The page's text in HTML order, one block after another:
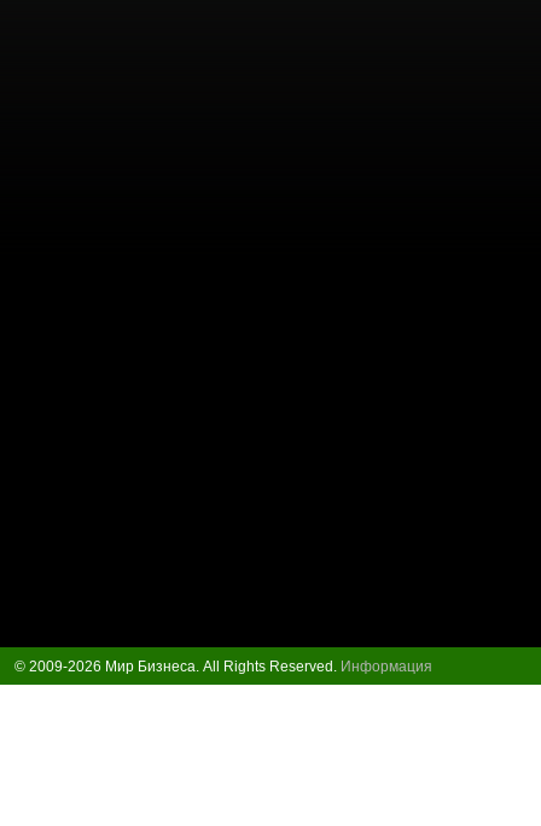
© 2009-2026 Мир Бизнеса. All Rights Reserved. Информация